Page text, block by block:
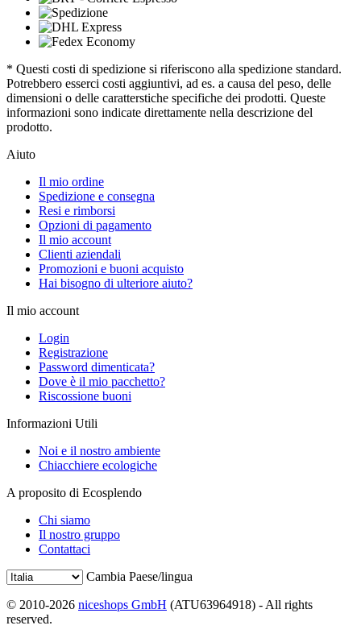
* Questi costi di spedizione si riferiscono alla spedizione standard.
Potrebbero esserci costi aggiuntivi, ad es. a causa del peso, delle
dimensioni o delle caratterstiche specifiche dei prodotti. Queste
informazioni sono indicate direttamente nella descrizione del
prodotto.
Aiuto
Il mio ordine
Spedizione e consegna
Resi e rimborsi
Opzioni di pagamento
Il mio account
Clienti aziendali
Promozioni e buoni acquisto
Hai bisogno di ulteriore aiuto?
Il mio account
Login
Registrazione
Password dimenticata?
Dove è il mio pacchetto?
Riscossione buoni
Informazioni Utili
Noi e il nostro ambiente
Chiacchiere ecologiche
A proposito di Ecosplendo
Chi siamo
Il nostro gruppo
Contattaci
Cambia Paese/lingua
© 2010-2026 niceshops GmbH (ATU63964918) - All rights
reserved.